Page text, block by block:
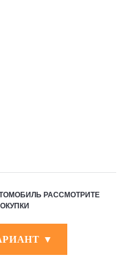
РАССМОТРИТЕ
▼